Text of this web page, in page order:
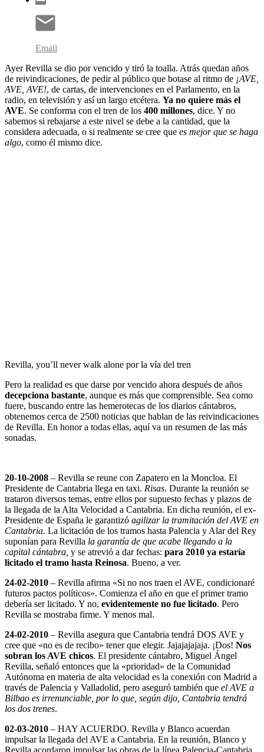
Email
Ayer Revilla se dio por vencido y tiró la toalla. Atrás quedan años
de reivindicaciones, de pedir al público que botase al ritmo de ¡AVE,
AVE, AVE!, de cartas, de intervenciones en el Parlamento, en la
radio, en televisión y así un largo etcétera. Ya no quiere más el
AVE. Se conforma con el tren de los 400 millones, dice. Y no
sabemos si rebajarse a este nivel se debe a la cantidad, que la
considera adecuada, o si realmente se cree que es mejor que se haga
algo, como él mismo dice.
Revilla, you’ll never walk alone por la vía del tren
Pero la realidad es que darse por vencido ahora después de años
decepciona bastante, aunque es más que comprensible. Sea como
fuere, buscando entre las hemerotecas de los diarios cántabros,
obtenemos cerca de 2500 noticias que hablan de las reivindicaciones
de Revilla. En honor a todas ellas, aquí va un resumen de las más
sonadas.
20-10-2008 – Revilla se reune con Zapatero en la Moncloa. El
Presidente de Cantabria llega en taxi. Risas. Durante la reunión se
trataron diversos temas, entre ellos por supuesto fechas y plazos de
la llegada de la Alta Velocidad a Cantabria. En dicha reunión, el ex-
Presidente de España le garantizó agilizar la tramitación del AVE en
Cantabria. La licitación de los tramos hasta Palencia y Alar del Rey
suponían para Revilla la garantía de que acabe llegando a la
capital cántabra, y se atrevió a dar fechas: para 2010 ya estaría
licitado el tramo hasta Reinosa. Bueno, a ver.
24-02-2010 – Revilla afirma «Si no nos traen el AVE, condicionaré
futuros pactos políticos». Comienza el año en que el primer tramo
debería ser licitado. Y no, evidentemente no fue licitado. Pero
Revilla se mostraba firme. Y menos mal.
24-02-2010 – Revilla asegura que Cantabria tendrá DOS AVE y
cree que «no es de recibo» tener que elegir. Jajajajajaja. ¡Dos! Nos
sobran los AVE chicos. El presidente cántabro, Miguel Ángel
Revilla, señaló entonces que la «prioridad» de la Comunidad
Autónoma en materia de alta velocidad es la conexión con Madrid a
través de Palencia y Valladolid, pero aseguró también que el AVE a
Bilbao es irrenunciable, por lo que, según dijo, Cantabria tendrá
los dos trenes.
02-03-2010 – HAY ACUERDO. Revilla y Blanco acuerdan
impulsar la llegada del AVE a Cantabria. En la reunión, Blanco y
Revilla acordaron impulsar las obras de la línea Palencia-Cantabria